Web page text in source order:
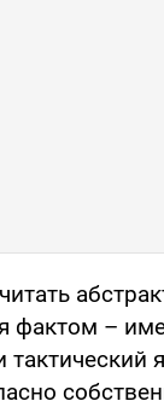
фактом –
тактический